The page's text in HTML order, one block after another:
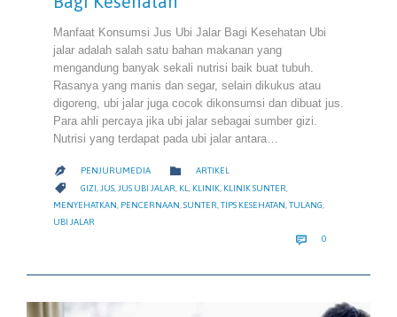
Manfaat Konsumsi Jus Ubi Jalar Bagi Kesehatan Ubi
jalar adalah salah satu bahan makanan yang
mengandung banyak sekali nutrisi baik buat tubuh.
Rasanya yang manis dan segar, selain dikukus atau
digoreng, ubi jalar juga cocok dikonsumsi dan dibuat jus.
Para ahli percaya jika ubi jalar sebagai sumber gizi.
Nutrisi yang terdapat pada ubi jalar antara…
 PENJURUMEDIA  CATEGORY
ARTIKEL
 CATEGORY
GIZI JUS JUS UBI JALAR KL KLINIK KLINIK SUNTER
MENYEHATKAN, PENCERNAAN,SUNTER,TIPS KESEHATAN,TULANG,
UBI JALAR
 0COMMENTS